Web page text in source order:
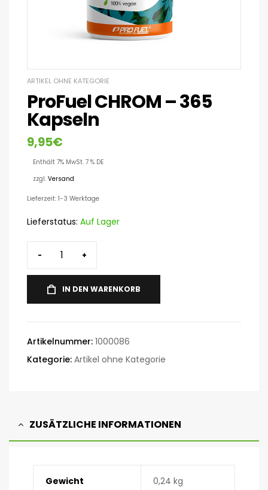
ARTIKEL OHNE KATEGORIE
ProFuel CHROM – 365
Kapseln
9,95€
Enthält 7% MwSt. 7 % DE
zzgl. Versand
Lieferzeit: 1-3 Werktage
Lieferstatus: Auf Lager
- +
IN DEN WARENKORB
Artikelnummer: 1000086
Kategorie: Artikel ohne Kategorie
ZUSÄTZLICHE INFORMATIONEN
Gewicht 0,24 kg